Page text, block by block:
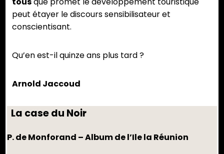
peut étayer le discours sensibilisateur et
conscientisant.
Qu’en est-il quinze ans plus tard ?
Arnold Jaccoud
La case du Noir
P. de Monforand – Album de l’Ile la Réunion